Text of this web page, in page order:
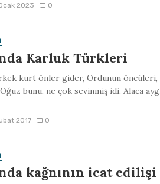
2023 0
Karluk Türkleri
kurt önler gider, Ordunun öncüleri,
bunu, ne çok sevinmiş idi, Alaca
2017 0
kağnının icat edilişi